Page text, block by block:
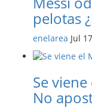
pelotas
enelarea Jul
Se
No